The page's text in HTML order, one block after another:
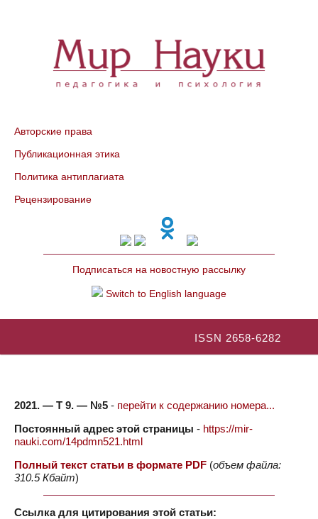
Авторские права
Публикационная этика
Политика антиплагиата
Рецензирование
Подписаться на новостную рассылку
Switch to English language
ISSN 2658-6282
2021. — Т 9. — №5 - перейти к содержанию номера...
Постоянный адрес этой страницы - https://mir-
nauki.com/14pdmn521.html
Полный текст статьи в формате PDF (объем файла:
310.5 Кбайт)
Ссылка для цитирования этой статьи: